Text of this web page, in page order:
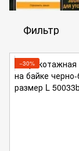
Фильтр
−30%